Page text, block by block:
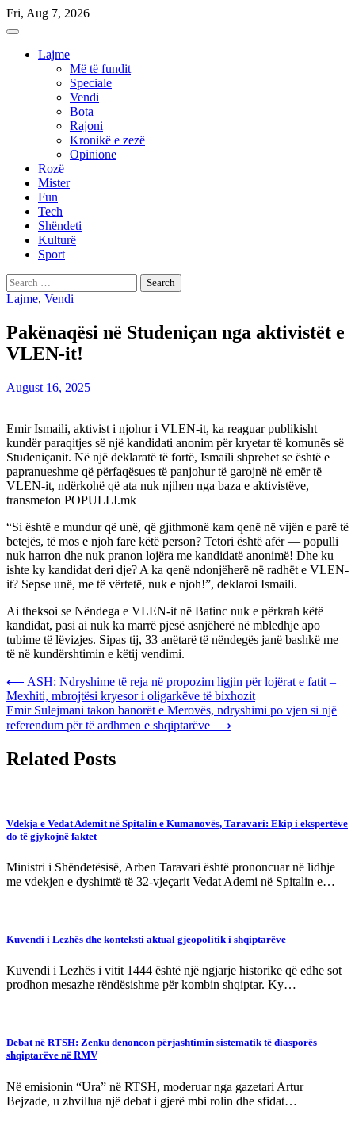
Skip
to
Fri, Aug 7, 2026
Lajme
Më të fundit
Speciale
Vendi
Bota
Rajoni
Kronikë e zezë
Opinione
Rozë
Mister
Fun
Tech
Shëndeti
Kulturë
Sport
Search
for:
Lajme, Vendi
Pakënaqësi në Studeniçan nga aktivistët e
VLEN-it!
August 16, 2025
Emir Ismaili, aktivist i njohur i VLEN-it, ka reaguar publikisht
kundër paraqitjes së një kandidati anonim për kryetar të komunës së
Studeniçanit. Në një deklaratë të fortë, Ismaili shprehet se është e
papranueshme që përfaqësues të panjohur të garojnë në emër të
VLEN-it, ndërkohë që ata nuk njihen nga baza e aktivistëve,
transmeton POPULLI.mk
“Si është e mundur që unë, që gjithmonë kam qenë në vijën e parë të
betejës, të mos e njoh fare këtë person? Tetori është afër — populli
nuk harron dhe nuk pranon lojëra me kandidatë anonimë! Dhe ku
ishte ky kandidat deri dje? A ka qenë ndonjëherë në radhët e VLEN-
it? Sepse unë, me të vërtetë, nuk e njoh!”, deklaroi Ismaili.
Ai theksoi se Nëndega e VLEN-it në Batinc nuk e përkrah këtë
kandidat, pasi ai nuk ka marrë pjesë asnjëherë në mbledhje apo
tubime të lëvizjes. Sipas tij, 33 anëtarë të nëndegës janë bashkë me
të në kundërshtimin e këtij vendimi.
Post
navigation
⟵ ASH: Ndryshime të reja në propozim ligjin për lojërat e fatit –
Mexhiti, mbrojtësi kryesor i oligarkëve të bixhozit
Emir Sulejmani takon banorët e Merovës, ndryshimi po vjen si një
referendum për të ardhmen e shqiptarëve ⟶
Related Posts
Vdekja e Vedat Ademit në Spitalin e Kumanovës, Taravari: Ekip i ekspertëve
do të gjykojnë faktet
Ministri i Shëndetësisë, Arben Taravari është prononcuar në lidhje
me vdekjen e dyshimtë të 32-vjeçarit Vedat Ademi në Spitalin e…
Kuvendi i Lezhës dhe konteksti aktual gjeopolitik i shqiptarëve
Kuvendi i Lezhës i vitit 1444 është një ngjarje historike që edhe sot
prodhon mesazhe rëndësishme për kombin shqiptar. Ky…
Debat në RTSH: Zenku denoncon përjashtimin sistematik të diasporës
shqiptarëve në RMV
Në emisionin “Ura” në RTSH, moderuar nga gazetari Artur
Bejzade, u zhvillua një debat i gjerë mbi rolin dhe sfidat…